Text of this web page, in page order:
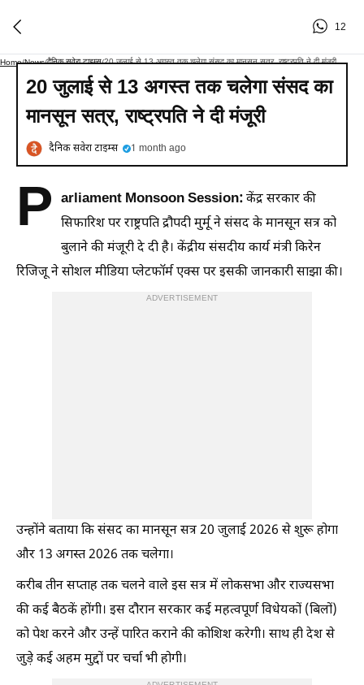
12
Home/News/दैनिक सवेरा टाइम्स/20 जुलाई से 13 अगस्त तक चलेगा संसद का मानसून सत्र, राष्ट्रपति ने दी मंजूरी
20 जुलाई से 13 अगस्त तक चलेगा संसद का
मानसून सत्र, राष्ट्रपति ने दी मंजूरी
दैनिक सवेरा टाइम्स 1 month ago
P arliament Monsoon Session:केंद्र सरकार की
सिफारिश पर राष्ट्रपति द्रौपदी मुर्मू ने संसद के मानसून सत्र को
बुलाने की मंजूरी दे दी है। केंद्रीय संसदीय कार्य मंत्री किरेन
रिजिजू ने सोशल मीडिया प्लेटफॉर्म एक्स पर इसकी जानकारी साझा की।
ADVERTISEMENT
उन्होंने बताया कि संसद का मानसून सत्र 20 जुलाई 2026 से शुरू होगा
और 13 अगस्त 2026 तक चलेगा।
करीब तीन सप्ताह तक चलने वाले इस सत्र में लोकसभा और राज्यसभा
की कई बैठकें होंगी। इस दौरान सरकार कई महत्वपूर्ण विधेयकों (बिलों)
को पेश करने और उन्हें पारित कराने की कोशिश करेगी। साथ ही देश से
जुड़े कई अहम मुद्दों पर चर्चा भी होगी।